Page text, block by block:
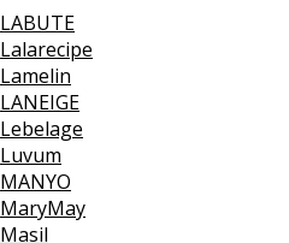
LABUTE
Lalarecipe
Lamelin
LANEIGE
Lebelage
Luvum
MANYO
MaryMay
Masil